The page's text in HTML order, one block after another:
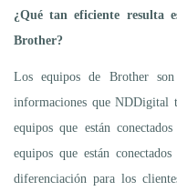
¿Qué tan eficiente resulta
Brother?
Los equipos de Brother
informaciones que NDDigital
equipos que están
equipos que están
diferenciación para los